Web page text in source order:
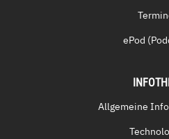
ePod
Allgemeine